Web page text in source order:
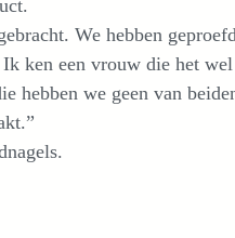
We hebben
ken een vrouw die het
hebben we geen van